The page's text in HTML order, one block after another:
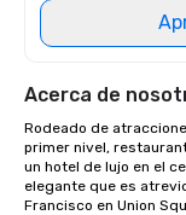
Acerca de
Rodeado de
primer nivel,
un hotel de lujo en el
elegante que es
Francisco en Union